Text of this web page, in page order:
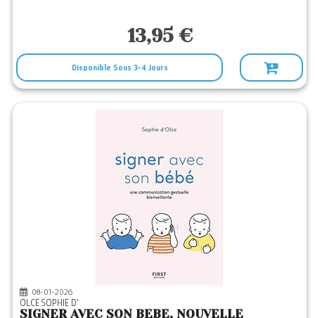
13,95 €
Disponible Sous 3-4 Jours
08-01-2026
OLCE SOPHIE D'
SIGNER AVEC SON BEBE, NOUVELLE